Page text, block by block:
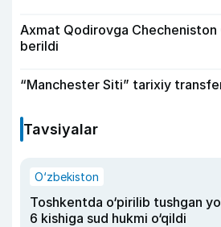
Axmat Qodirovga Checheniston
berildi
“Manchester Siti” tarixiy
Tavsiyalar
O‘zbekiston
Toshkentda o‘pirilib tushgan
6 kishiga sud hukmi o‘qildi